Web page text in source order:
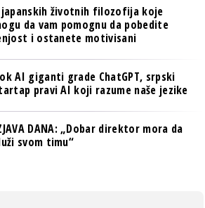
NOVO NA RAFU
japanskih životnih filozofija koje
da vam pomognu da pobedite
i ostanete motivisani
AI giganti grade ChatGPT, srpski
pravi AI koji razume naše jezike
DANA: „Dobar direktor mora da
svom timu“